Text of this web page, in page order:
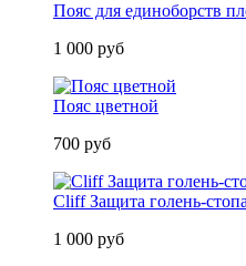
Пояс для единоборств
1 000 руб
Пояс цветной
700 руб
Cliff Защита голень-стопа
1 000 руб